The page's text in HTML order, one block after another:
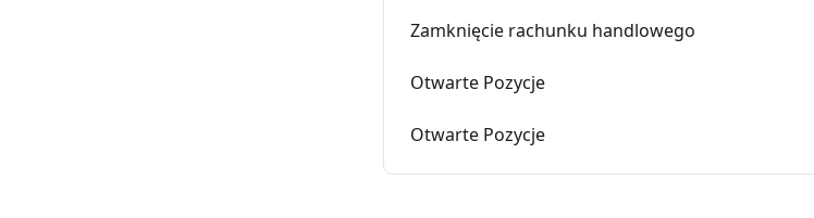
Zamknięcie rachunku handlowego
Otwarte Pozycje
Otwarte Pozycje